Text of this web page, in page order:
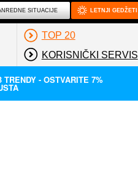
SITUACIJE LETNJI GEDŽETI
TOP 20
KORISNIČKI SERVIS
TRENDY - OSTVARITE 7%